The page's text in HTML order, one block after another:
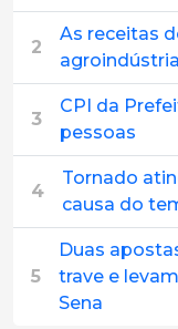
2
As receitas
3
CPI da
pessoas
4
Tornado
causa do
5
Duas
trave e
Sena